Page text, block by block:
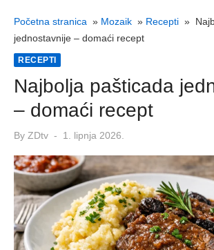
Početna stranica » Mozaik » Recepti »
jednostavnije – domaći recept
RECEPTI
Najbolja pašticada
– domaći recept
By ZDtv
Posted
1. lipnja 2026.